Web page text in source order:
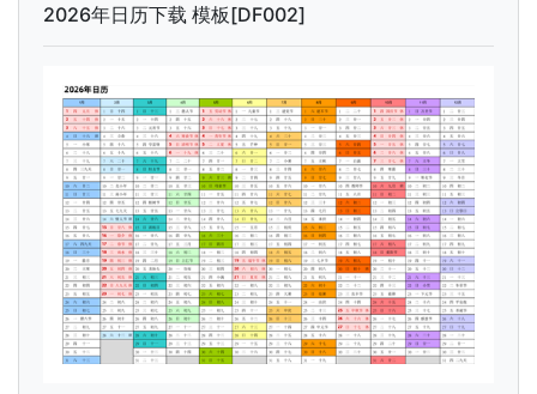
2026年日历下载 模板[DF002]